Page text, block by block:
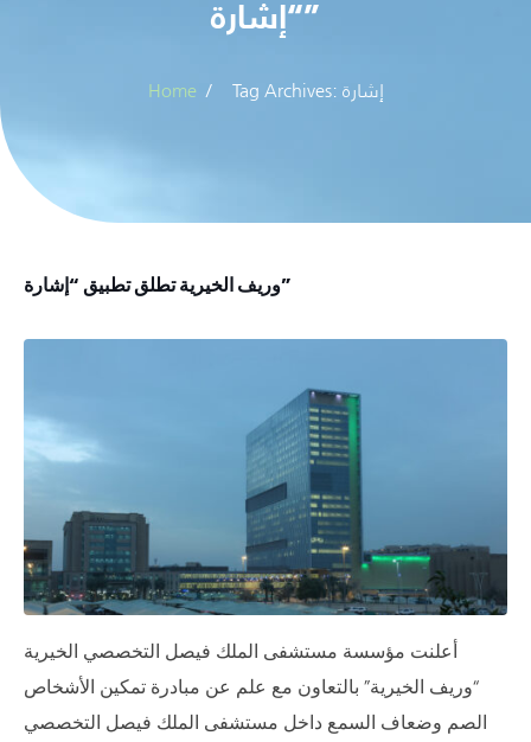
“إشارة”
Home Tag Archives: إشارة
وريف الخيرية تطلق تطبيق “إشارة”
أعلنت مؤسسة مستشفى الملك فيصل التخصصي الخيرية
“وريف الخيرية” بالتعاون مع علم عن مبادرة تمكين الأشخاص
الصم وضعاف السمع داخل مستشفى الملك فيصل التخصصي